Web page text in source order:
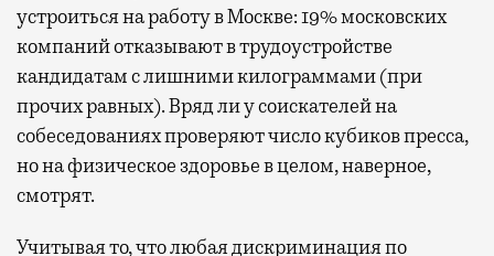
устроиться на работу в Москве: 19% московских
компаний отказывают в трудоустройстве
кандидатам с лишними килограммами (при
прочих равных). Вряд ли у соискателей на
собеседованиях проверяют число кубиков пресса,
но на физическое здоровье в целом, наверное,
смотрят.
Учитывая то, что любая дискриминация по